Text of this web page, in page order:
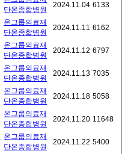
단온종합병원
2024.11.04 6133
온그룹의료재
단온종합병원
2024.11.11 6162
온그룹의료재
단온종합병원
2024.11.12 6797
온그룹의료재
단온종합병원
2024.11.13 7035
온그룹의료재
단온종합병원
2024.11.18 5058
온그룹의료재
단온종합병원
2024.11.20 11648
온그룹의료재
단온종합병원
2024.11.22 5400